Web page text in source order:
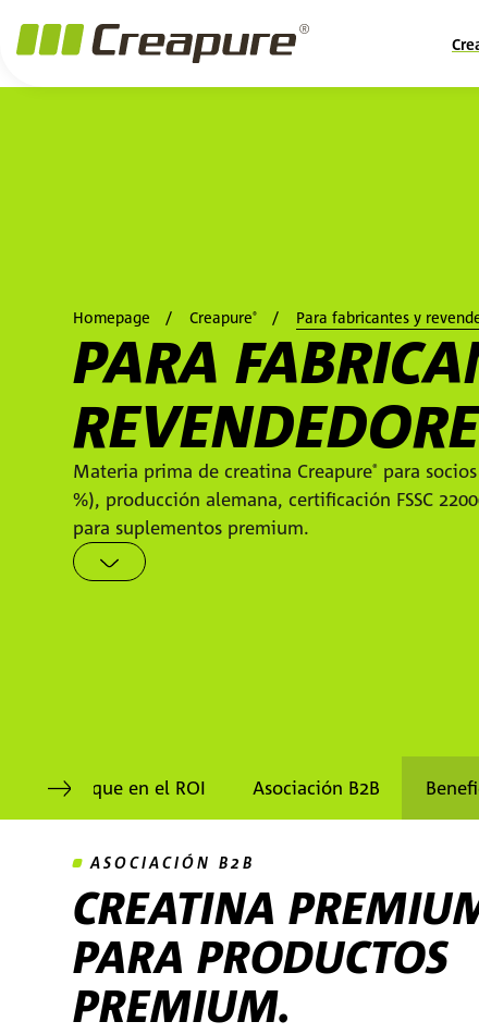
Homepage Creapure® Para fabricantes y
PARA
Materia prima de creatina Creapure®
para
%), producción alemana, certificación FSSC
para suplementos premium.
Enfoque en el ROI Asociación B2B
ASOCIACIÓN B2B
CREATINA
PARA PRODUCTOS
PREMIUM.